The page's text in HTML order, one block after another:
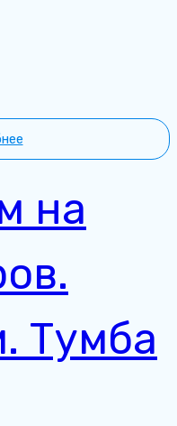
на
Тумба